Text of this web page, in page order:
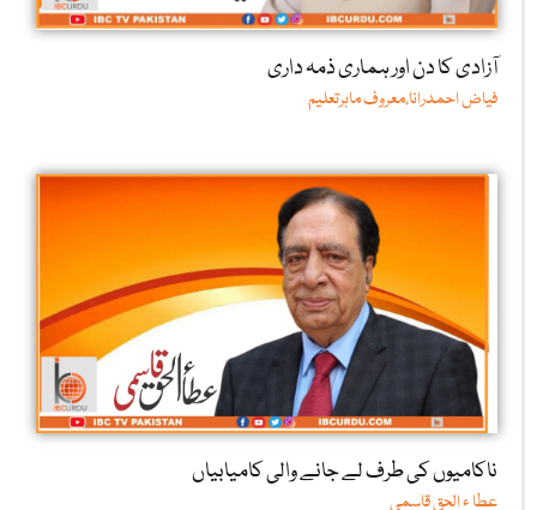
آزادی کا دن اور ہماری ذمہ داری
فیاض احمدرانا،معروف ماہرتعلیم
ناکامیوں کی طرف لے جانے والی کامیابیاں
عطا ء الحق قاسمی